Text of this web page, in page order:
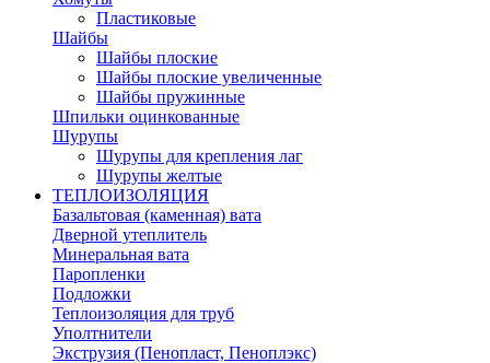
Пластиковые
Шайбы
Шайбы плоские
Шайбы плоские увеличенные
Шайбы пружинные
Шпильки оцинкованные
Шурупы
Шурупы для крепления лаг
Шурупы желтые
ТЕПЛОИЗОЛЯЦИЯ
Базальтовая (каменная) вата
Дверной утеплитель
Минеральная вата
Паропленки
Подложки
Теплоизоляция для труб
Уполтнители
Экструзия (Пенопласт, Пеноплэкс)